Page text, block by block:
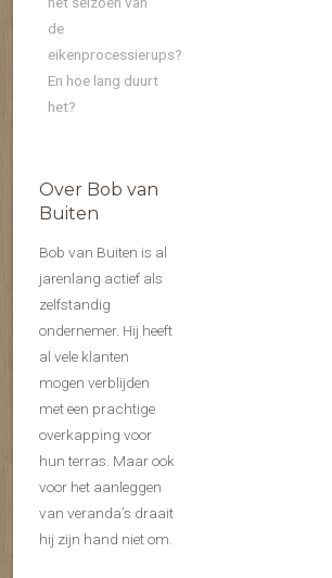
de
eikenprocessierups?
En hoe lang duurt
het?
Over Bob van
Buiten
Bob van Buiten is al
jarenlang actief als
zelfstandig
ondernemer. Hij heeft
al vele klanten
mogen verblijden
met een prachtige
overkapping voor
hun terras. Maar ook
voor het aanleggen
van veranda’s draait
hij zijn hand niet om.